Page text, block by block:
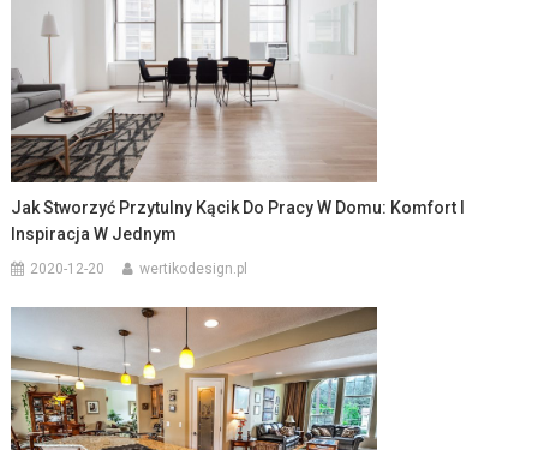
Jak Stworzyć Przytulny Kącik Do Pracy W Domu: Komfort I
Inspiracja W Jednym
2020-12-20 wertikodesign.pl